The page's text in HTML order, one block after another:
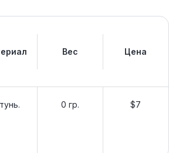
Вес Цена
0 гр. $7